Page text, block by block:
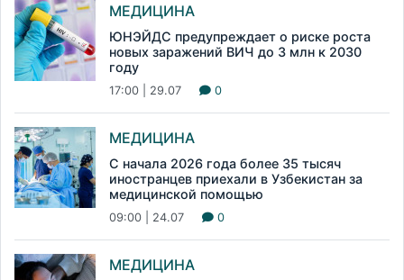
МЕДИЦИНА
ЮНЭЙДС предупреждает о риске роста
новых заражений ВИЧ до 3 млн к 2030
году
17:00 | 29.07 0
МЕДИЦИНА
С начала 2026 года более 35 тысяч
иностранцев приехали в Узбекистан за
медицинской помощью
09:00 | 24.07 0
МЕДИЦИНА